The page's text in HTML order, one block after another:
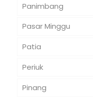
Panimbang
Pasar Minggu
Patia
Periuk
Pinang